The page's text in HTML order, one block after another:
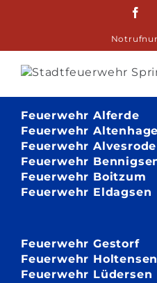
Feuerwehr Alferde
Feuerwehr
Feuerwehr Alvesrode
Feuerwehr
Feuerwehr Boitzum
Feuerwehr Eldagsen
Feuerwehr Gestorf
Feuerwehr Holtensen
Feuerwehr Lüdersen